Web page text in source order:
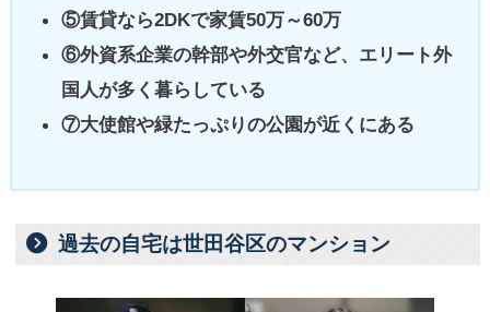
⑤賃貸なら2DKで家賃50万～60万
⑥外資系企業の幹部や外交官など、エリート外
国人が多く暮らしている
⑦大使館や緑たっぷりの公園が近くにある
過去の自宅は世田谷区のマンション